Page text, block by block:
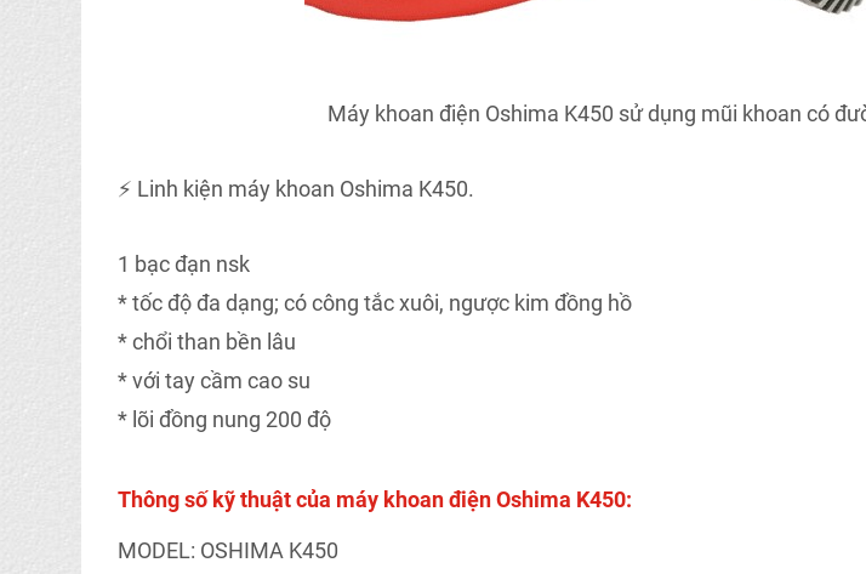
Máy khoan điện Oshima K450 sử dụng mũi khoan có
⚡ Linh kiện máy khoan Oshima K450.
1 bạc đạn nsk
* tốc độ đa dạng; có công tắc xuôi, ngược kim đồng hồ
* chổi than bền lâu
* với tay cầm cao su
* lõi đồng nung 200 độ
Thông số kỹ thuật của máy khoan điện Oshima K450:
MODEL: OSHIMA K450